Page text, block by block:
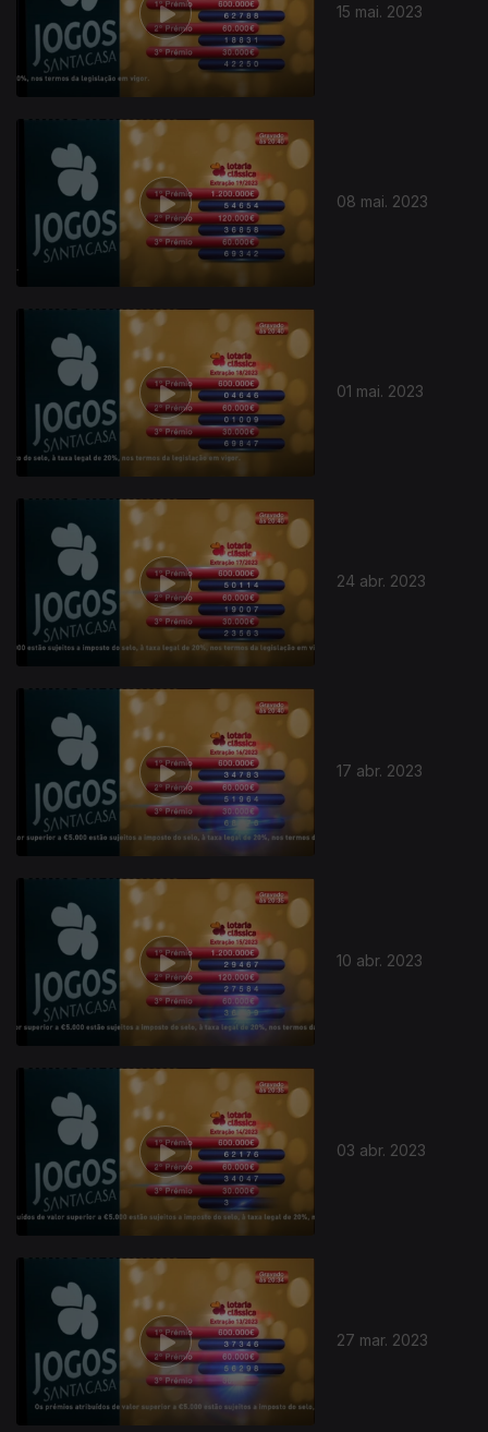
15 mai. 2023
08 mai. 2023
01 mai. 2023
24 abr. 2023
17 abr. 2023
10 abr. 2023
03 abr. 2023
27 mar. 2023